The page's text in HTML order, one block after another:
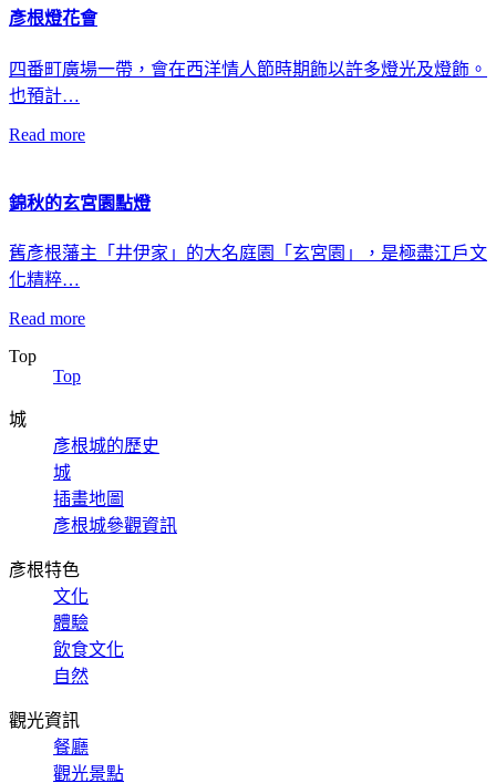
彥根燈花會
四番町廣場一帶，會在西洋情人節時期飾以許多燈光及燈飾。
也預計…
Read more
錦秋的玄宮園點燈
舊彥根藩主「井伊家」的大名庭園「玄宮園」，是極盡江戶文
化精粹…
Read more
Top
Top
城
彥根城的歷史
城
插畫地圖
彥根城參觀資訊
彥根特色
文化
體驗
飲食文化
自然
觀光資訊
餐廳
觀光景點